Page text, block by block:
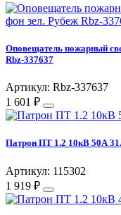
Оповещатель пожарный
Rbz-337637
Артикул: Rbz-337637
1 601 ₽
Патрон ПТ 1.2 10кВ 50А
Артикул: 115302
1 919 ₽